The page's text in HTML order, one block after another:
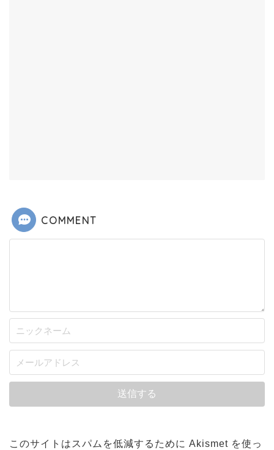
COMMENT
このサイトはスパムを低減するために Akismet を使っ